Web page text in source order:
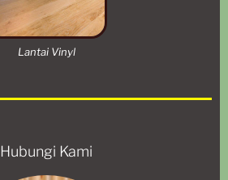
Lantai Vinyl
Hubungi Kami